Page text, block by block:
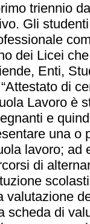
triennio
Gli
dei Licei
Enti,
di
Lavoro è
e
una o
lavoro; ad
di
valutazione
scheda di